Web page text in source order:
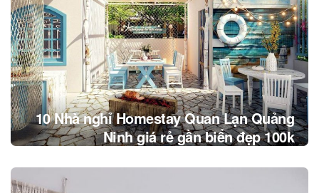
10 Nhà nghỉ Homestay Quan Lạn Quảng
Ninh giá rẻ gần biển đẹp 100k